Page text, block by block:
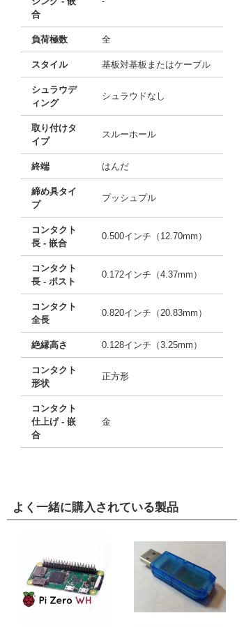
合
負荷極数 全
スタイル 基板対基板またはケーブル
シュラウデ
ィング
シュラウドなし
取り付けタ
イプ
スルーホール
終端 はんだ
締め具タイ
プ
プッシュプル
コンタクト
長 - 嵌合
0.500インチ（12.70mm）
コンタクト
長 - ポスト
0.172インチ（4.37mm）
コンタクト
全長
0.820インチ（20.83mm）
絶縁高さ 0.128インチ（3.25mm）
コンタクト
形状
正方形
コンタクト
仕上げ - 嵌
合
金
よく一緒に購入されている製品